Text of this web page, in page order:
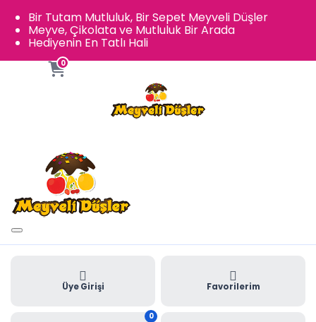
Bir Tutam Mutluluk, Bir Sepet Meyveli Düşler
Meyve, Çikolata ve Mutluluk Bir Arada
Hediyenin En Tatlı Hali
0
Üye Girişi Favorilerim
0